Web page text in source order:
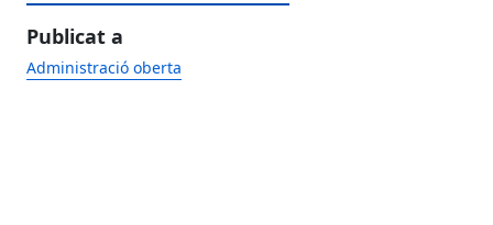
Publicat a
Administració oberta